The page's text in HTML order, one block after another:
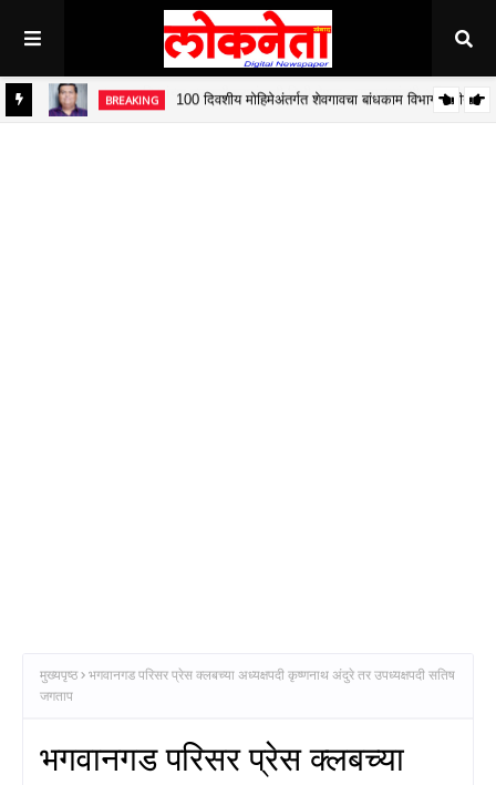
BREAKING 100 दिवशीय मोहिमेअंतर्गत शेवगावचा बांधकाम विभाग द्वितीय
मुख्यपृष्ठ भगवानगड परिसर प्रेस क्लबच्या अध्यक्षपदी कृष्णनाथ अंदुरे तर उपध्यक्षपदी सतिष
जगताप
भगवानगड परिसर प्रेस क्लबच्या